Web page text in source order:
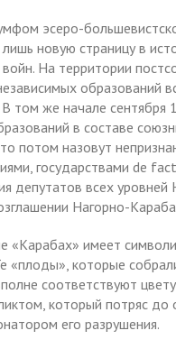
эсеро-
новую страницу в
На территории
образований
том же начале
в составе
потом назовут
государствами de
депутатов всех
Нагорно-
«Карабах» имеет
«плоды», которые
соответствуют
который потряс до
его разрушения.